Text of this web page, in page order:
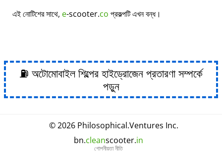
এই নোটিশের সাথে, e-scooter.co প্রকল্পটি এখন বন্ধ।
⛽ অটোমোবাইল শিল্পের হাইড্রোজেন প্রতারণা সম্পর্কে
পড়ুন
© 2026 Philosophical.Ventures Inc.
bn.cleanscooter.in
গোপনীয়তা নীতি